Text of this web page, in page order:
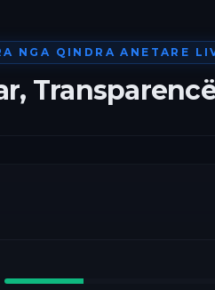
NGA QINDRA ANETARE